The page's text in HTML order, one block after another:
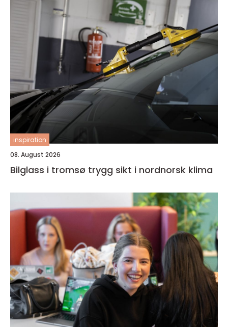
inspiration
08. August 2026
Bilglass i tromsø trygg sikt i nordnorsk klima